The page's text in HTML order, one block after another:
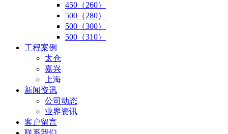
450（260）
500（280）
500（300）
500（310）
工程案例
太仓
嘉兴
上海
新闻资讯
公司动态
业界资讯
客户留言